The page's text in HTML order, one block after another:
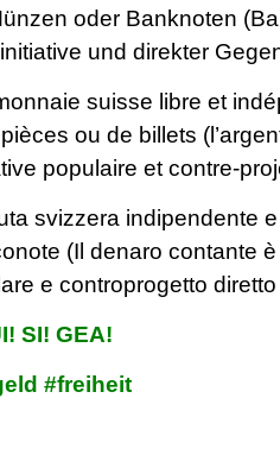
oder Banknoten
und direkter
suisse libre et
ou de billets
populaire et contre-
svizzera indipendente
(Il denaro contante
e controprogetto diretto
SI! GEA!
#freiheit